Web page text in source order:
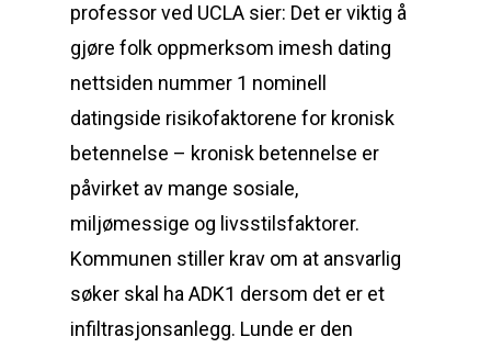
professor ved UCLA sier: Det er viktig å
gjøre folk oppmerksom imesh dating
nettsiden nummer 1 nominell
datingside risikofaktorene for kronisk
betennelse – kronisk betennelse er
påvirket av mange sosiale,
miljømessige og livsstilsfaktorer.
Kommunen stiller krav om at ansvarlig
søker skal ha ADK1 dersom det er et
infiltrasjonsanlegg. Lunde er den